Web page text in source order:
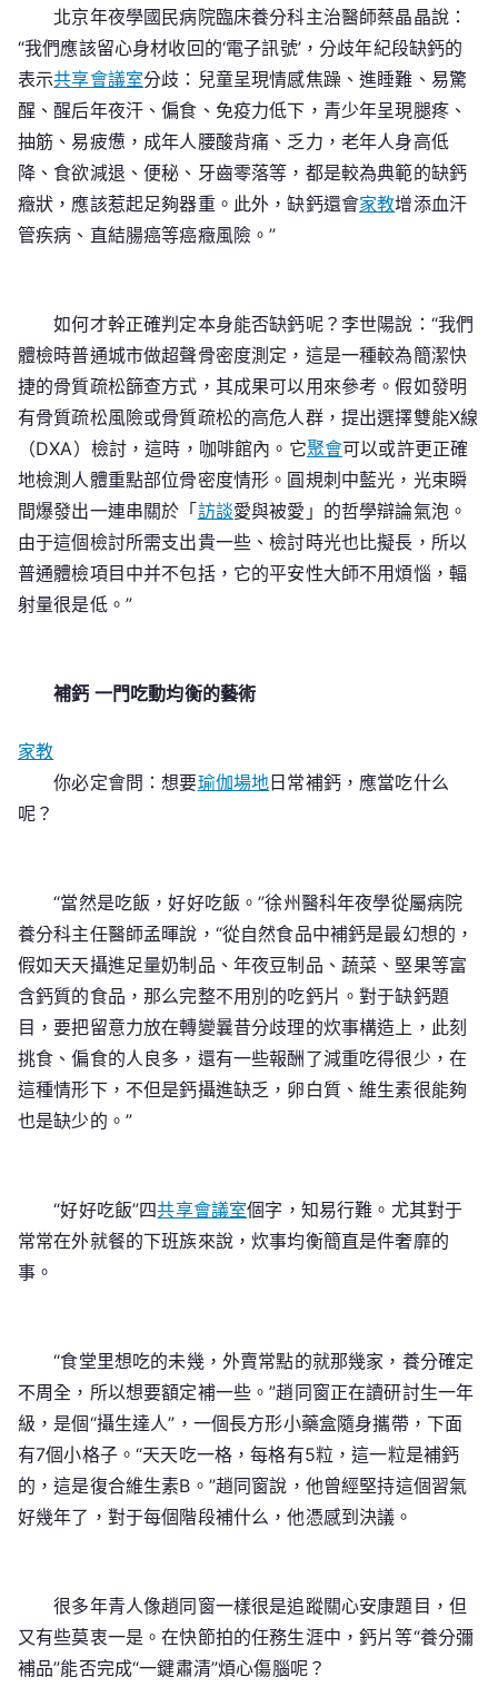
北京年夜學國民病院臨床養分科主治醫師蔡晶晶說：
“我們應該留心身材收回的‘電子訊號’，分歧年紀段缺鈣的
表示共享會議室分歧：兒童呈現情感焦躁、進睡難、易驚
醒、醒后年夜汗、偏食、免疫力低下，青少年呈現腿疼、
抽筋、易疲憊，成年人腰酸背痛、乏力，老年人身高低
降、食欲減退、便秘、牙齒零落等，都是較為典範的缺鈣
癥狀，應該惹起足夠器重。此外，缺鈣還會家教增添血汗
管疾病、直結腸癌等癌癥風險。”
如何才幹正確判定本身能否缺鈣呢？李世陽說：“我們
體檢時普通城市做超聲骨密度測定，這是一種較為簡潔快
捷的骨質疏松篩查方式，其成果可以用來參考。假如發明
有骨質疏松風險或骨質疏松的高危人群，提出選擇雙能X線
（DXA）檢討，這時，咖啡館內。它聚會可以或許更正確
地檢測人體重點部位骨密度情形。圓規刺中藍光，光束瞬
間爆發出一連串關於「訪談愛與被愛」的哲學辯論氣泡。
由于這個檢討所需支出貴一些、檢討時光也比擬長，所以
普通體檢項目中并不包括，它的平安性大師不用煩惱，輻
射量很是低。”
補鈣 一門吃動均衡的藝術
家教
你必定會問：想要瑜伽場地 日常補鈣，應當吃什么
呢？
“當然是吃飯，好好吃飯。”徐州醫科年夜學從屬病院
養分科主任醫師孟暉說，“從自然食品中補鈣是最幻想的，
假如天天攝進足量奶制品、年夜豆制品、蔬菜、堅果等富
含鈣質的食品，那么完整不用別的吃鈣片。對于缺鈣題
目，要把留意力放在轉變曩昔分歧理的炊事構造上，此刻
挑食、偏食的人良多，還有一些報酬了減重吃得很少，在
這種情形下，不但是鈣攝進缺乏，卵白質、維生素很能夠
也是缺少的。”
“好好吃飯”四共享會議室個字，知易行難。尤其對于
常常在外就餐的下班族來說，炊事均衡簡直是件奢靡的
事。
“食堂里想吃的未幾，外賣常點的就那幾家，養分確定
不周全，所以想要額定補一些。”趙同窗正在讀研討生一年
級，是個“攝生達人”，一個長方形小藥盒隨身攜帶，下面
有7個小格子。“天天吃一格，每格有5粒，這一粒是補鈣
的，這是復合維生素B。”趙同窗說，他曾經堅持這個習氣
好幾年了，對于每個階段補什么，他憑感到決議。
很多年青人像趙同窗一樣很是追蹤關心安康題目，但
又有些莫衷一是。在快節拍的任務生涯中，鈣片等“養分彌
補品”能否完成“一鍵肅清”煩心傷腦呢？